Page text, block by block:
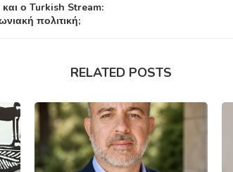
και ο Turkish Stream:
πολιτική;
RELATED POSTS